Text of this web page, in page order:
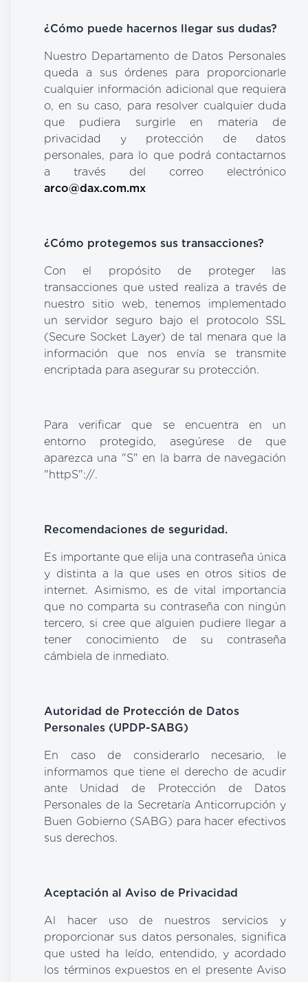
¿Cómo puede hacernos llegar sus dudas?
Nuestro Departamento de Datos Personales
queda a sus órdenes para proporcionarle
cualquier información adicional que requiera
o, en su caso, para resolver cualquier duda
que pudiera surgirle en materia de
privacidad y protección de datos
personales, para lo que podrá contactarnos
a través del correo electrónico
arco@dax.com.mx
¿Cómo protegemos sus transacciones?
Con el propósito de proteger las
transacciones que usted realiza a través de
nuestro sitio web, tenemos implementado
un servidor seguro bajo el protocolo SSL
(Secure Socket Layer) de tal menara que la
información que nos envía se transmite
encriptada para asegurar su protección.
Para verificar que se encuentra en un
entorno protegido, asegúrese de que
aparezca una "S" en la barra de navegación
"httpS"://.
Recomendaciones de seguridad.
Es importante que elija una contraseña única
y distinta a la que uses en otros sitios de
internet. Asimismo, es de vital importancia
que no comparta su contraseña con ningún
tercero, si cree que alguien pudiere llegar a
tener conocimiento de su contraseña
cámbiela de inmediato.
Autoridad de Protección de Datos
Personales (UPDP-SABG)
En caso de considerarlo necesario, le
informamos que tiene el derecho de acudir
ante Unidad de Protección de Datos
Personales de la Secretaría Anticorrupción y
Buen Gobierno (SABG) para hacer efectivos
sus derechos.
Aceptación al Aviso de Privacidad
Al hacer uso de nuestros servicios y
proporcionar sus datos personales, significa
que usted ha leído, entendido, y acordado
los términos expuestos en el presente Aviso